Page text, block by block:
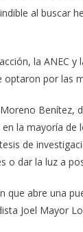
al buscar
la ANEC y
por las
la mayoría
de
o dar la luz a
que abre una
Joel Mayor